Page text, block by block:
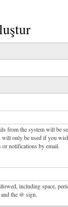
from the system will be
will only be used if you
or notifications by email.
including space,
the @ sign.